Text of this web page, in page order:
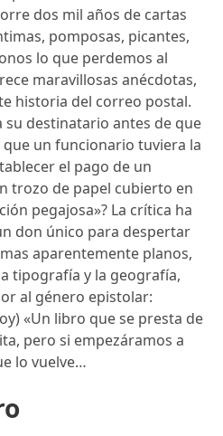
dos mil años de cartas
pomposas, picantes,
lo que perdemos al
maravillosas anécdotas,
historia del correo postal.
su destinatario antes de que
un funcionario tuviera la
el pago de un
trozo de papel cubierto en
pegajosa»? La crítica ha
don único para despertar
aparentemente planos,
tipografía y la geografía,
al género epistolar:
«Un libro que se presta de
pero si empezáramos a
lo vuelve…